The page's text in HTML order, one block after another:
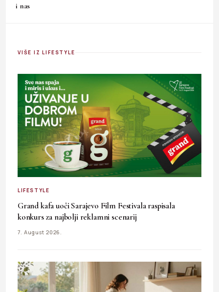
i nas
VIŠE IZ LIFESTYLE
LIFESTYLE
Grand kafa uoči Sarajevo Film Festivala raspisala
konkurs za najbolji reklamni scenarij
7. August 2026.